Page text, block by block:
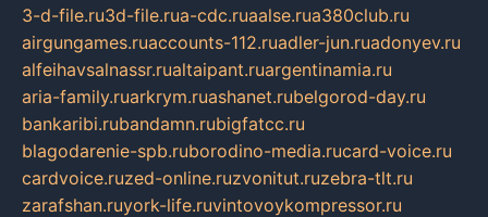
3-d-file.ru3d-file.rua-cdc.ruaalse.rua380club.ru
airgungames.ruaccounts-112.ruadler-jun.ruadonyev.ru
alfeihavsalnassr.rualtaipant.ruargentinamia.ru
aria-family.ruarkrym.ruashanet.rubelgorod-day.ru
bankaribi.rubandamn.rubigfatcc.ru
blagodarenie-spb.ruborodino-media.rucard-voice.ru
cardvoice.ruzed-online.ruzvonitut.ruzebra-tlt.ru
zarafshan.ruyork-life.ruvintovoykompressor.ru